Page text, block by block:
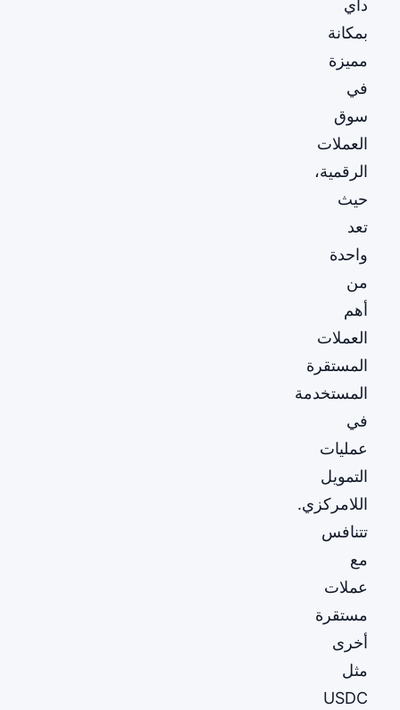
داي
بمكانة
مميزة
في
سوق
العملات
الرقمية،
حيث
تعد
واحدة
من
أهم
العملات
المستقرة
المستخدمة
في
عمليات
التمويل
اللامركزي.
تتنافس
مع
عملات
مستقرة
أخرى
مثل
USDC